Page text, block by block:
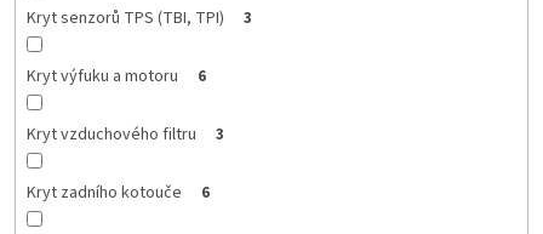
Kryt senzorů TPS (TBI, TPI) 3
Kryt výfuku a motoru 6
Kryt vzduchového filtru 3
Kryt zadního kotouče 6